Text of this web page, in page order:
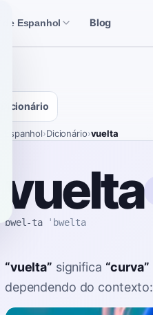
de Espanhol Blog
Dicionário
Espanhol›Dicionário›vuelta
vuelta
bwel-ta ˈbwelta
“vuelta” significa “curva”
dependendo do contexto: